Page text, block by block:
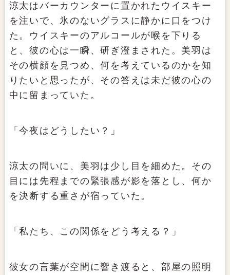
涼太はバーカウンターに置かれたウイスキー
を注いで、氷のないグラスに静かに口をつけ
た。ウイスキーのアルコールが喉を下りる
と、彼の心は一瞬、研ぎ澄まされた。美羽は
その横顔を見つめ、何を考えているのかを知
りたいと思ったが、その答えは未だ彼の心の
中に留まっていた。
「今夜はどうしたい？」
涼太の問いに、美羽は少し目を細めた。その
目には先程までの緊張感が影を落とし、何か
を決断する重さが宿っていた。
「私たち、この関係をどう考える？」
彼女の言葉が空間に響き渡ると、部屋の照明